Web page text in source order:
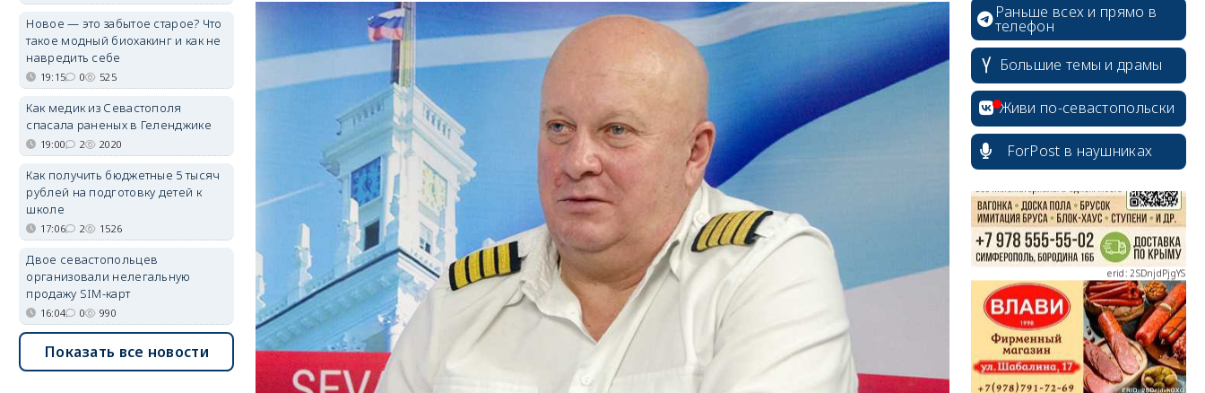
Новое — это забытое старое? Что
такое модный биохакинг и как не
навредить себе
19:15 0 525
Как медик из Севастополя
спасала раненых в Геленджике
19:00 2 2020
Как получить бюджетные 5 тысяч
рублей на подготовку детей к
школе
17:06 2 1526
Двое севастопольцев
организовали нелегальную
продажу SIM-карт
16:04 0 990
Показать все новости
Раньше всех и прямо в
телефон
Большие темы и драмы
Живи по-севастопольски
ForPost в наушниках
erid: 2SDnjcrDNw6
erid: 2SDnjdPjgYS
erid: 2SDnjdvhGXG